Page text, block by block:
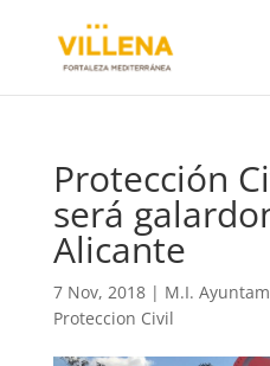
Protección
será
Alicante
7 Nov, 2018| M.I.
Proteccion Civil